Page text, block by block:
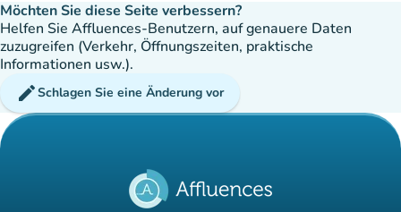
Möchten Sie diese Seite verbessern?
Helfen Sie Affluences-Benutzern, auf genauere Daten
zuzugreifen (Verkehr, Öffnungszeiten, praktische
Informationen usw.).
editSchlagen Sie eine Änderung vor